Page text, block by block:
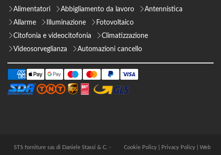
Alimentatori
Abbigliamento da lavoro
Antennistica
Allarme
Illuminazione
Fotovoltaico
Citofonia e videocitofonia
Climatizzazione
Videosorveglianza
Automazioni cancello
STS forniture sas di Daniele Stassi & C. - Cookie Policy| Privacy Policy| Web